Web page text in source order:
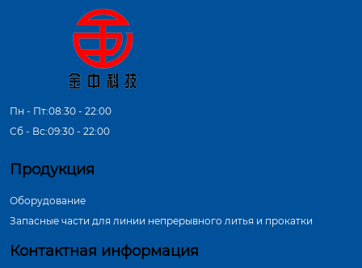
Пн - Пт:08:30 - 22:00
Сб - Вс:09:30 - 22:00
Продукция
Оборудование
Запасные части для линии непрерывного литья и прокатки
Контактная информация